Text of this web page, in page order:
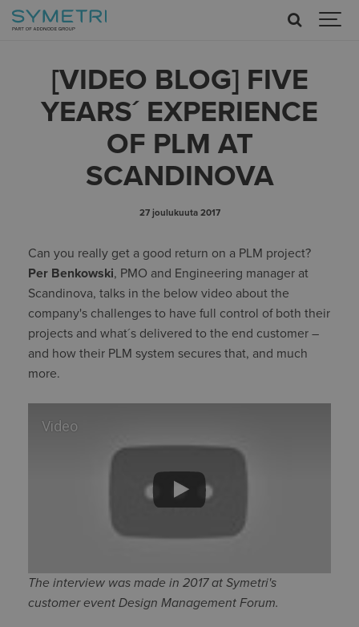
[VIDEO BLOG] FIVE
YEARS´ EXPERIENCE
OF PLM AT
SCANDINOVA
27 joulukuuta 2017
Can you really get a good return on a PLM project?
Per Benkowski, PMO and Engineering manager at
Scandinova, talks in the below video about the
company's challenges to have full control of both their
projects and what´s delivered to the end customer –
and how their PLM system secures that, and much
more.
Video
The interview was made in 2017 at Symetri's
customer event Design Management Forum.